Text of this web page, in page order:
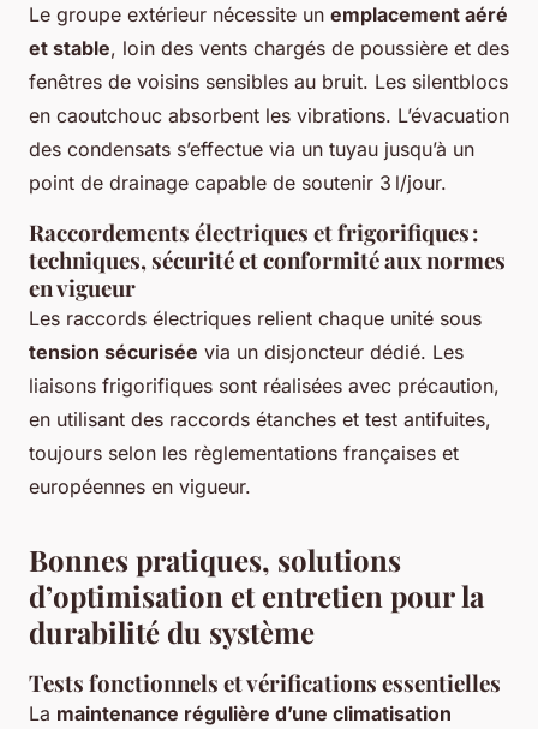
Le groupe extérieur nécessite un emplacement aéré
et stable, loin des vents chargés de poussière et des
fenêtres de voisins sensibles au bruit. Les silentblocs
en caoutchouc absorbent les vibrations. L’évacuation
des condensats s’effectue via un tuyau jusqu’à un
point de drainage capable de soutenir 3 l/jour.
Raccordements électriques et frigorifiques :
techniques, sécurité et conformité aux normes
en vigueur
Les raccords électriques relient chaque unité sous
tension sécurisée via un disjoncteur dédié. Les
liaisons frigorifiques sont réalisées avec précaution,
en utilisant des raccords étanches et test antifuites,
toujours selon les règlementations françaises et
européennes en vigueur.
Bonnes pratiques, solutions
d’optimisation et entretien pour la
durabilité du système
Tests fonctionnels et vérifications essentielles
La maintenance régulière d’une climatisation